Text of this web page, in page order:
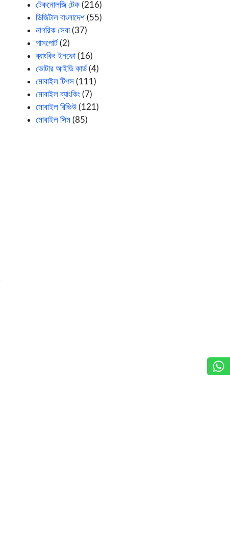
টেকনোলজি টেক (216)
ডিজিটাল বাংলাদেশ (55)
নাগরিক সেবা(37)
পাসপোর্ট (2)
ব্যাংকিং ইনফো(16)
ভোটার আইডি কার্ড (4)
মোবাইল টিপস (111)
মোবাইল ব্যাংকিং (7)
মোবাইল রিভিউ (121)
মোবাইল সিম (85)